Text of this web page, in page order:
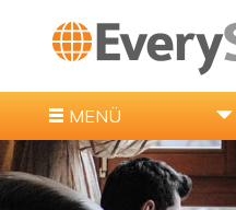
MENÜ